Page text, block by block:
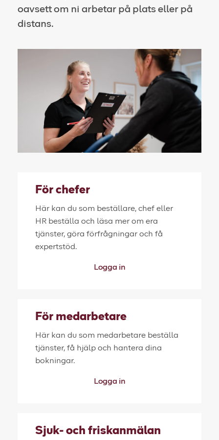
oavsett om ni arbetar på plats eller på
distans.
För chefer
Här kan du som beställare, chef eller
HR beställa och läsa mer om era
tjänster, göra förfrågningar och få
expertstöd.
Logga in
För medarbetare
Här kan du som medarbetare beställa
tjänster, få hjälp och hantera dina
bokningar.
Logga in
Sjuk- och friskanmälan